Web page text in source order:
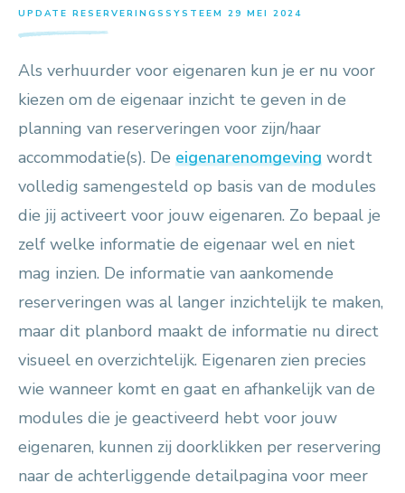
UPDATE RESERVERINGSSYSTEEM 29 MEI 2024
Als verhuurder voor eigenaren kun je er nu voor
kiezen om de eigenaar inzicht te geven in de
planning van reserveringen voor zijn/haar
accommodatie(s). De eigenarenomgeving wordt
volledig samengesteld op basis van de modules
die jij activeert voor jouw eigenaren. Zo bepaal je
zelf welke informatie de eigenaar wel en niet
mag inzien. De informatie van aankomende
reserveringen was al langer inzichtelijk te maken,
maar dit planbord maakt de informatie nu direct
visueel en overzichtelijk. Eigenaren zien precies
wie wanneer komt en gaat en afhankelijk van de
modules die je geactiveerd hebt voor jouw
eigenaren, kunnen zij doorklikken per reservering
naar de achterliggende detailpagina voor meer